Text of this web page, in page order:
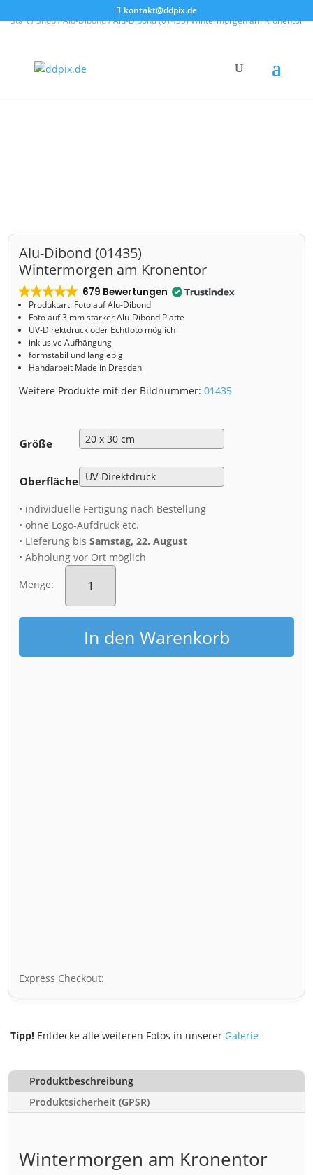
kontakt@ddpix.de
Start/Shop/Alu-Dibond/ Alu-Dibond (01435) Wintermorgen am Kronentor
Alu-Dibond (01435)
Wintermorgen am Kronentor
679 Bewertungen
Produktart: Foto auf Alu-Dibond
Foto auf 3 mm starker Alu-Dibond Platte
UV-Direktdruck oder Echtfoto möglich
inklusive Aufhängung
formstabil und langlebig
Handarbeit Made in Dresden
Weitere Produkte mit der Bildnummer:01435
Größe
Oberfläche
• individuelle Fertigung nach Bestellung
• ohne Logo-Aufdruck etc.
• Lieferung bisSamstag, 22. August
• Abholung vor Ort möglich
Menge:
Alu-
Dibond
Wintermorgen
am
Kronentor
MengeIn den Warenkorb
Express Checkout:
Tipp! Entdecke alle weiteren Fotos in unserer Galerie
Produktbeschreibung
Produktsicherheit (GPSR)
Wintermorgen am Kronentor